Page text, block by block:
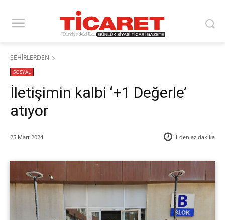
ŞEHİRLERDEN
SOSYAL
İletişimin kalbi ‘+1 Değerle’
atıyor
25 Mart 2024 1 den az dakika